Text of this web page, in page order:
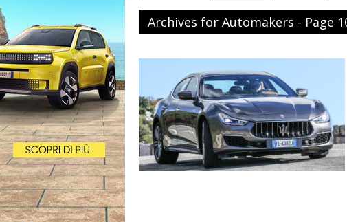
Archives for Automakers - Page